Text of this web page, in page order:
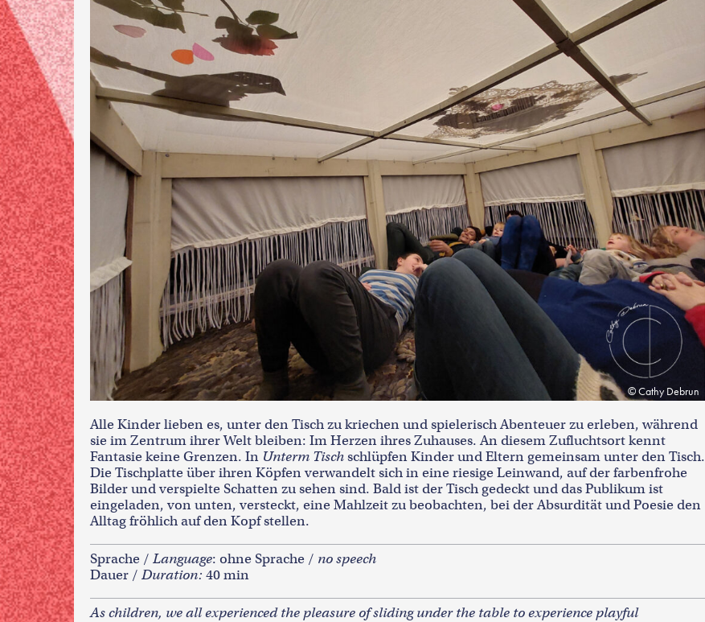
Cathy Debrun
Alle Kinder lieben es, unter den Tisch zu kriechen und spielerisch Abenteuer zu erleben, während
sie im Zentrum ihrer Welt bleiben: Im Herzen ihres Zuhauses. An diesem Zufluchtsort kennt
Fantasie keine Grenzen. In Unterm Tischschlüpfen Kinder und Eltern gemeinsam unter den Tisch.
Die Tischplatte über ihren Köpfen verwandelt sich in eine riesige Leinwand, auf der farbenfrohe
Bilder und verspielte Schatten zu sehen sind. Bald ist der Tisch gedeckt und das Publikum ist
eingeladen, von unten, versteckt, eine Mahlzeit zu beobachten, bei der Absurdität und Poesie den
Alltag fröhlich auf den Kopf stellen.
Sprache / Language: ohne Sprache / no speech
Dauer / Duration: 40 min
As children, we all experienced the pleasure of sliding under the table to experience playful